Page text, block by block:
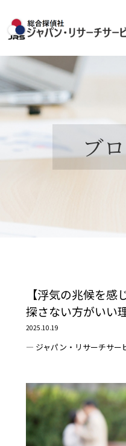
ブ
【浮気の兆候を
探さない方がいい理
2025.10.19
― ジャパン・リサーチサー